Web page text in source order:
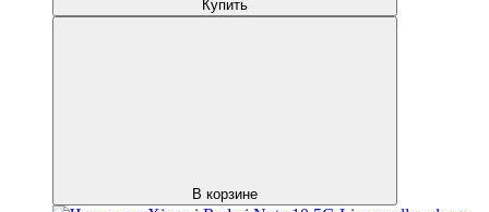
Купить
В корзине